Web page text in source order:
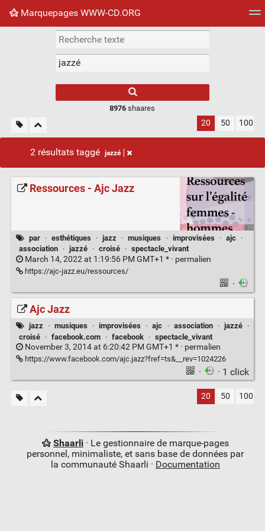
Marquepages WWW-CD.ORG
Nuage de tags Mur d'images
8976 shaares
20 50 100
2 résultats taggé jazzé
Ressources - Ajc Jazz
par · esthétiques · jazz · musiques · improvisées · ajc
·
association
· jazzé · croisé · spectacle_vivant
March 14, 2022 at 1:19:56 PM GMT+1 * · permalien
https://ajc-jazz.eu/ressources/
·
Ajc Jazz
jazz · musiques · improvisées · ajc · association · jazzé
·
croisé
· facebook.com · facebook · spectacle_vivant
November 3, 2014 at 6:20:42 PM GMT+1 * · permalien
https://www.facebook.com/ajc.jazz?fref=ts&__rev=1024226
· · 1 click
20 50 100
Shaarli· Le gestionnaire de marque-pages
personnel, minimaliste, et sans base de données par
la communauté Shaarli · Documentation